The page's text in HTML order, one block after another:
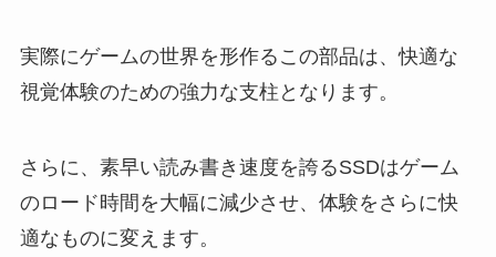
実際にゲームの世界を形作るこの部品は、快適な
視覚体験のための強力な支柱となります。
さらに、素早い読み書き速度を誇るSSDはゲーム
のロード時間を大幅に減少させ、体験をさらに快
適なものに変えます。